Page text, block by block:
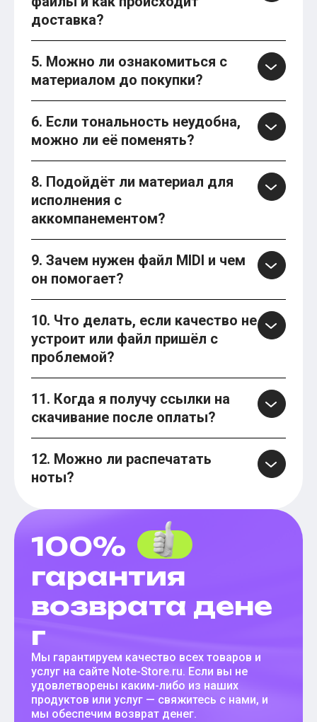
доставка?
5. Можно ли ознакомиться с
материалом до покупки?
6. Если тональность неудобна,
можно ли её поменять?
8. Подойдёт ли материал для
исполнения с
аккомпанементом?
9. Зачем нужен файл MIDI и чем
он помогает?
10. Что делать, если качество не
устроит или файл пришёл с
проблемой?
11. Когда я получу ссылки на
скачивание после оплаты?
12. Можно ли распечатать
ноты?
100%
гарантия
возврата дене
г
Мы гарантируем качество всех товаров и
услуг на сайте Note-Store.ru. Если вы не
удовлетворены каким-либо из наших
продуктов или услуг — свяжитесь с нами, и
мы обеспечим возврат денег.